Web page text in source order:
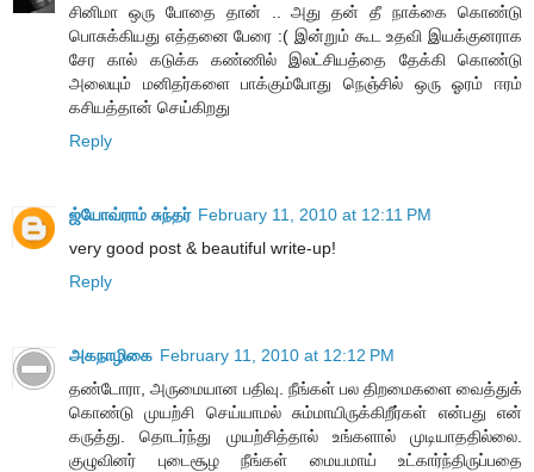
சினிமா ஒரு போதை தான் .. அது தன் தீ நாக்கை கொண்டு
பொசுக்கியது எத்தனை பேரை :( இன்றும் கூட உதவி இயக்குனராக
சேர கால் கடுக்க கண்ணில் இலட்சியத்தை தேக்கி கொண்டு
அலையும் மனிதர்களை பாக்கும்போது நெஞ்சில் ஒரு ஓரம் ஈரம்
கசியத்தான் செய்கிறது
Reply
ஜ்யோவ்ராம் சுந்தர் February 11, 2010 at 12:11 PM
very good post & beautiful write-up!
Reply
அகநாழிகை February 11, 2010 at 12:12 PM
தண்டோரா, அருமையான பதிவு. நீங்கள் பல திறமைகளை வைத்துக்
கொண்டு முயற்சி செய்யாமல் சும்மாயிருக்கிறீர்கள் என்பது என்
கருத்து. தொடர்ந்து முயற்சித்தால் உங்களால் முடியாததில்லை.
குழுவினர் புடைசூழ நீங்கள் மையமாய் உட்கார்ந்திருப்பதை